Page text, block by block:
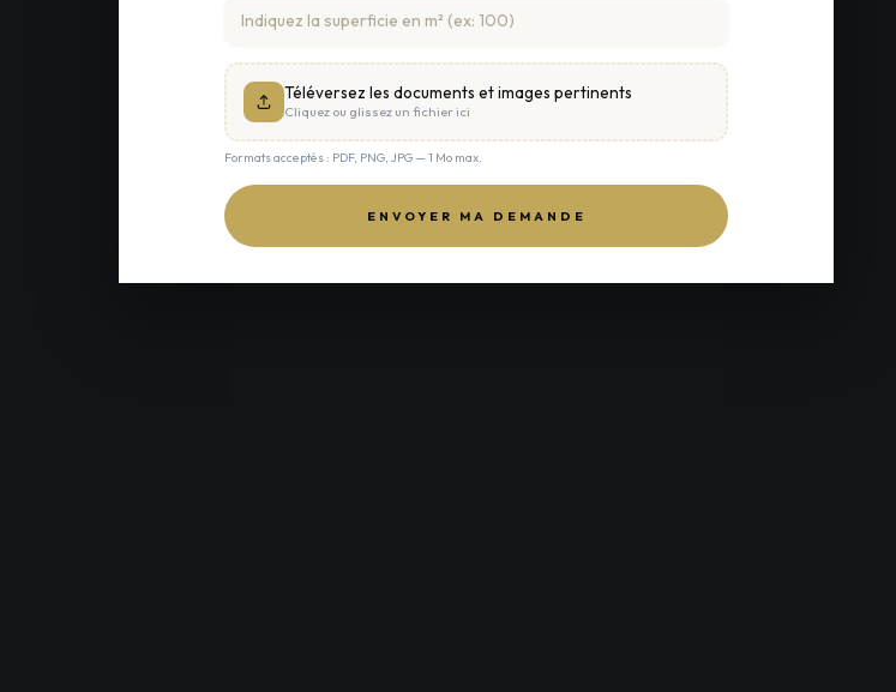
Téléversez les documents et images pertinents
Cliquez ou glissez un fichier ici
Formats acceptés : PDF, PNG, JPG — 1 Mo max.
ENVOYER MA DEMANDE